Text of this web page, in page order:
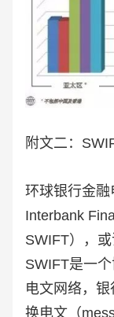
附文二：
环球银行金
Interbank
SWIFT），
SWIFT是一
电文网络，
换电文（